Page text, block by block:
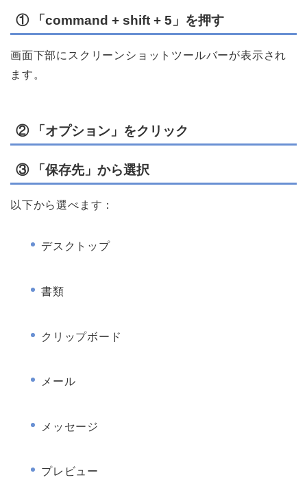
① 「command + shift + 5」を押す
画面下部にスクリーンショットツールバーが表示され
ます。
② 「オプション」をクリック
③ 「保存先」から選択
以下から選べます：
デスクトップ
書類
クリップボード
メール
メッセージ
プレビュー